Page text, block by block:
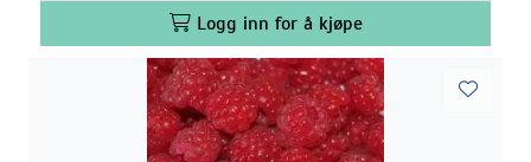
Logg inn for å kjøpe